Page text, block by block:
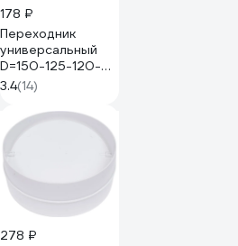
178 ₽
Переходник
универсальный
D=150-125-120-
100-80 мм
ВИЕНТО
ПУ15.12,5.12.10.8
3.4(14)
278 ₽